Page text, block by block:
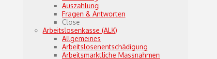
Auszahlung
Fragen & Antworten
Close
Arbeitslosenkasse (ALK)
Allgemeines
Arbeitslosenentschädigung
Arbeitsmarktliche Massnahmen